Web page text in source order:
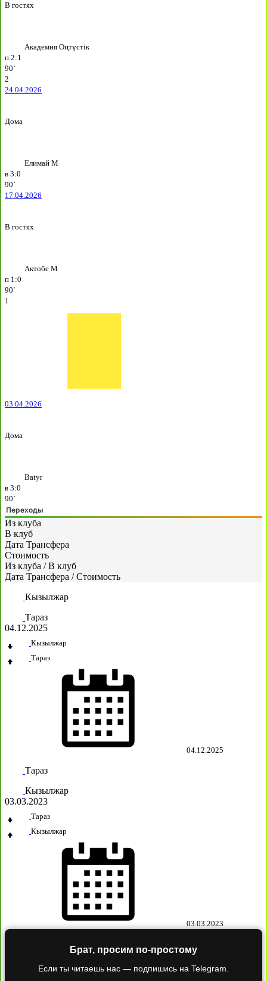
В гостях
Академия Оңтүстік
п 2:1
90`
2
24.04.2026
Дома
Елимай М
в 3:0
90`
17.04.2026
В гостях
Актобе М
п 1:0
90`
1
03.04.2026
Дома
Batyr
в 3:0
90`
Переходы
Из клуба
В клуб
Дата Трансфера
Стоимость
Из клуба / В клуб
Дата Трансфера / Стоимость
Кызылжар
Тараз
04.12.2025
Кызылжар
Тараз
04.12.2025
Тараз
Кызылжар
03.03.2023
Тараз
Кызылжар
03.03.2023
Брат, просим по-простому
Если ты читаешь нас — подпишись на Telegram.